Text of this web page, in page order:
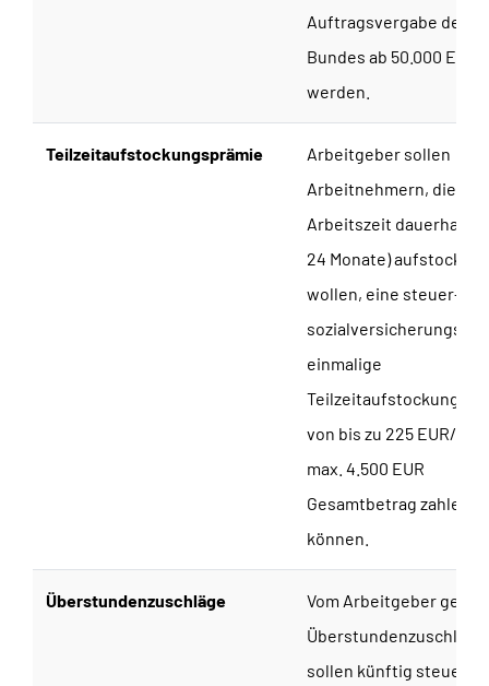
Auftragsvergabe des
Bundes ab 50.000 EUR
werden.
Teilzeitaufstockungsprämie
Arbeitgeber sollen
Arbeitnehmern, die ihre
Arbeitszeit dauerhaft
24 Monate) aufstocken
wollen, eine steuer-
einmalige
von bis zu 225 EUR/
max. 4.500 EUR
Gesamtbetrag zahlen
können.
Überstundenzuschläge
Vom Arbeitgeber
Überstundenzuschläge
sollen künftig